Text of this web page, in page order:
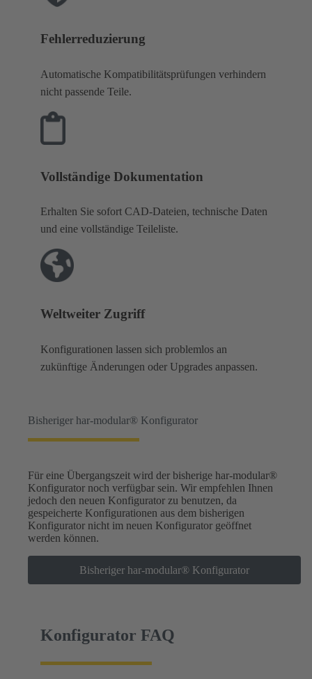
Fehlerreduzierung
Automatische Kompatibilitätsprüfungen verhindern
nicht passende Teile.
Vollständige Dokumentation
Erhalten Sie sofort CAD-Dateien, technische Daten
und eine vollständige Teileliste.
Weltweiter Zugriff
Konfigurationen lassen sich problemlos an
zukünftige Änderungen oder Upgrades anpassen.
Bisheriger har-modular® Konfigurator
Für eine Übergangszeit wird der bisherige har-modular®
Konfigurator noch verfügbar sein. Wir empfehlen Ihnen
jedoch den neuen Konfigurator zu benutzen, da
gespeicherte Konfigurationen aus dem bisherigen
Konfigurator nicht im neuen Konfigurator geöffnet
werden können.
Bisheriger har-modular® Konfigurator
Konfigurator FAQ